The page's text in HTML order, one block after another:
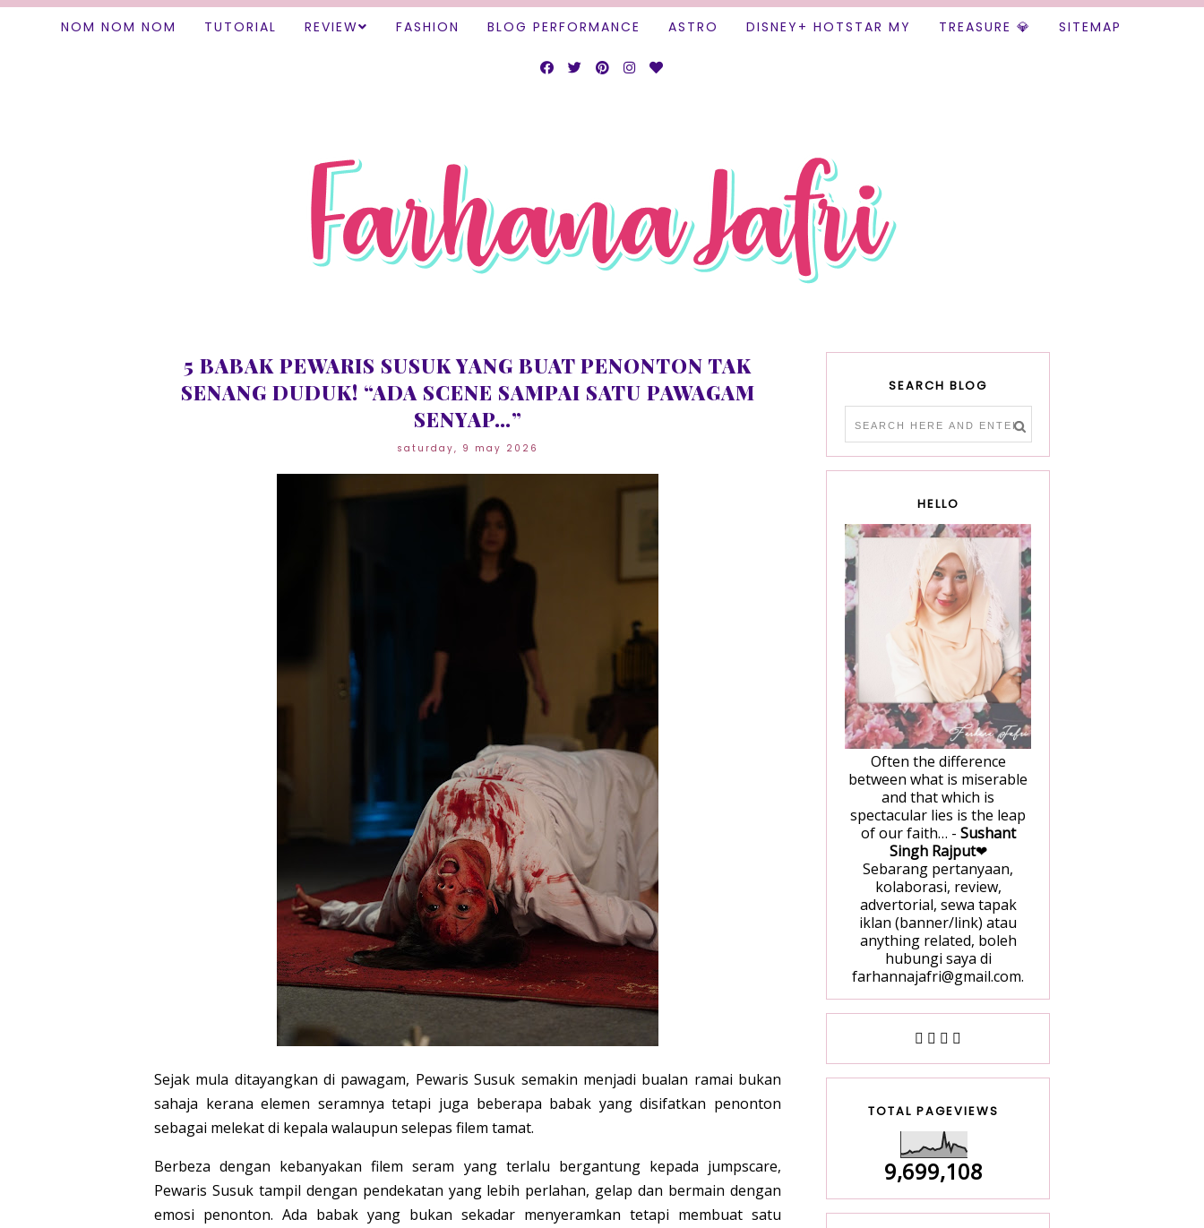
NOM NOM NOM TUTORIAL REVIEW FASHION BLOG PERFORMANCE ASTRO DISNEY+ HOTSTAR MY TREASURE 💎 SITEMAP
5 BABAK PEWARIS SUSUK YANG BUAT PENONTON TAK
SENANG DUDUK! “ADA SCENE SAMPAI SATU PAWAGAM
SENYAP…”
saturday, 9 may 2026
Sejak mula ditayangkan di pawagam, Pewaris Susuk semakin menjadi bualan ramai bukan
sahaja kerana elemen seramnya tetapi juga beberapa babak yang disifatkan penonton
sebagai melekat di kepala walaupun selepas filem tamat.
Berbeza dengan kebanyakan filem seram yang terlalu bergantung kepada jumpscare,
Pewaris Susuk tampil dengan pendekatan yang lebih perlahan, gelap dan bermain dengan
emosi penonton. Ada babak yang bukan sekadar menyeramkan tetapi membuat satu
SEARCH BLOG
HELLO
Often the difference
between what is miserable
and that which is
spectacular lies is the leap
of our faith… - Sushant
Singh Rajput❤
Sebarang pertanyaan,
kolaborasi, review,
advertorial, sewa tapak
iklan (banner/link) atau
anything related, boleh
hubungi saya di
farhannajafri@gmail.com.
TOTAL PAGEVIEWS
9,699,108